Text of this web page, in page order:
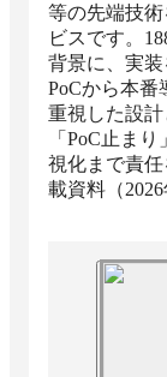
等の先端技
ビスです。
背景に、実装
PoCから本番
重視した設
「PoC止ま
視化まで責
載資料（2026